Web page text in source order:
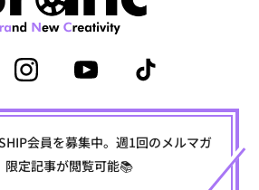
会員を募集中。週1回のメルマガ
限定記事が閲覧可能📚